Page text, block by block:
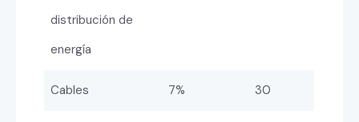
distribución de
energía
Cables 7% 30